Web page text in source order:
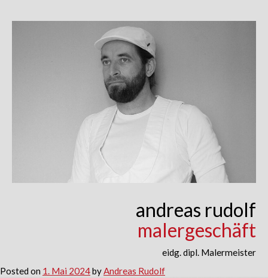
andreas rudolf
malergeschäft
eidg. dipl. Malermeister
Posted on 1. Mai 2024byAndreas Rudolf